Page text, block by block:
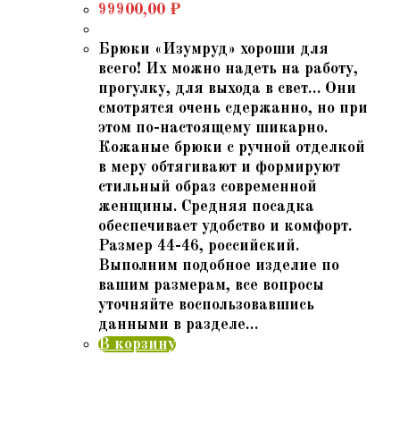
99900,00 ₽
Брюки «Изумруд» хороши для
всего! Их можно надеть на работу,
прогулку, для выхода в свет… Они
смотрятся очень сдержанно, но при
этом по-настоящему шикарно.
Кожаные брюки с ручной отделкой
в меру обтягивают и формируют
стильный образ современной
женщины. Средняя посадка
обеспечивает удобство и комфорт.
Размер 44-46, российский.
Выполним подобное изделие по
вашим размерам, все вопросы
уточняйте воспользовавшись
данными в разделе…
В корзину